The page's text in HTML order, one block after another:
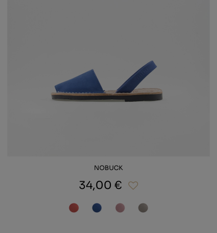
NOBUCK
34,00 €